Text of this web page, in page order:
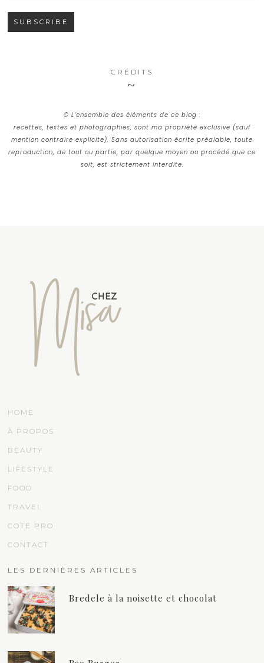
CRÉDITS
© L’ensemble des éléments de ce blog :
recettes, textes et photographies, sont ma propriété exclusive (sauf
mention contraire explicite). Sans autorisation écrite préalable, toute
reproduction, de tout ou partie, par quelque moyen ou procédé que ce
soit, est strictement interdite.
HOME
À PROPOS
BEAUTY
LIFESTYLE
FOOD
TRAVEL
COTÉ PRO
CONTACT
LES DERNIÈRES ARTICLES
Bredele à la noisette et chocolat